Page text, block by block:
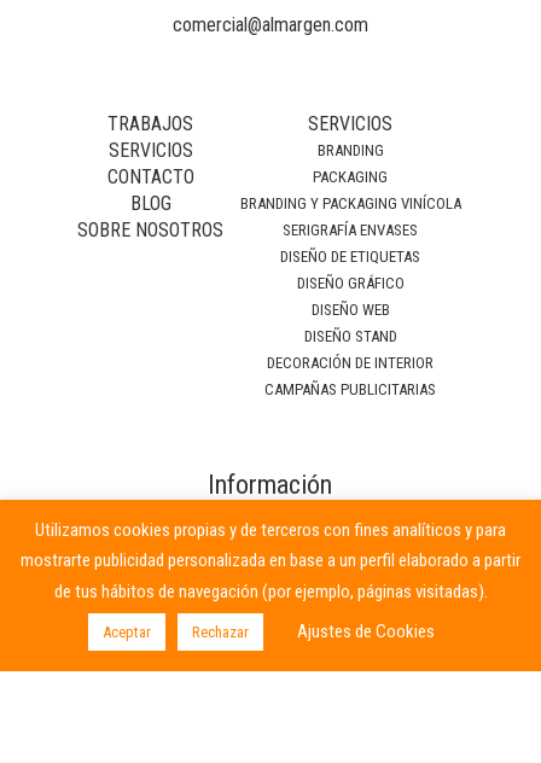
comercial@almargen.com
TRABAJOS
SERVICIOS
CONTACTO
BLOG
SOBRE NOSOTROS
SERVICIOS
BRANDING
PACKAGING
BRANDING Y PACKAGING VINÍCOLA
SERIGRAFÍA ENVASES
DISEÑO DE ETIQUETAS
DISEÑO GRÁFICO
DISEÑO WEB
DISEÑO STAND
DECORACIÓN DE INTERIOR
CAMPAÑAS PUBLICITARIAS
Información
relevante
Términos y condiciones
Política de cookies
Utilizamos cookies propias y de terceros con fines analíticos y para
mostrarte publicidad personalizada en base a un perfil elaborado a partir
de tus hábitos de navegación (por ejemplo, páginas visitadas).
Aceptar Rechazar Ajustes de Cookies